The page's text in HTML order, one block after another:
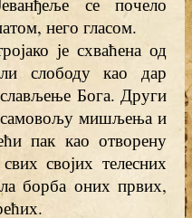
него гласом.
је схваћена од
слободу као дар
Бога. Други
самовољу мишљења и
пак као отворену
својих телесних
борба оних првих,